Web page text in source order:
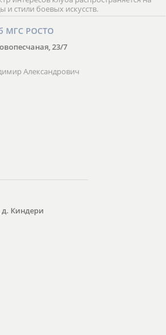
и стили боевых искусств.
МГС РОСТО
23/7
Александрович
Киндери